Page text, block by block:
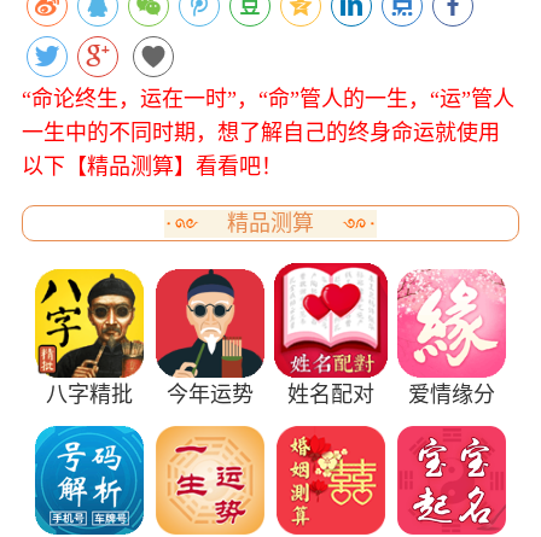
“命论终生，运在一时”，“命”管人的一生，“运”管人
一生中的不同时期，想了解自己的终身命运就使用
以下【精品测算】看看吧！
精品测算
八字精批 今年运势 姓名配对 爱情缘分